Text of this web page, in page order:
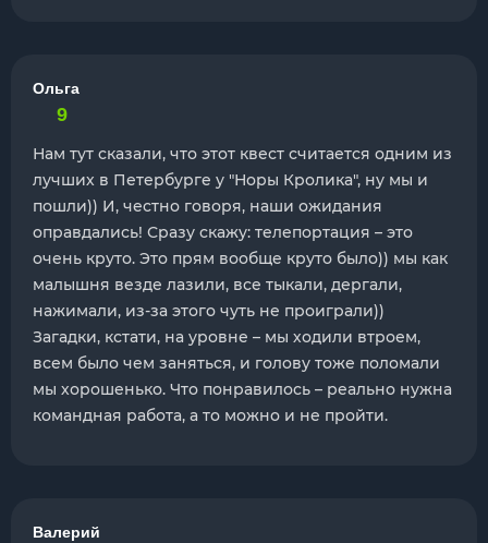
Ольга
9
Нам тут сказали, что этот квест считается одним из
лучших в Петербурге у "Норы Кролика", ну мы и
пошли)) И, честно говоря, наши ожидания
оправдались! Сразу скажу: телепортация – это
очень круто. Это прям вообще круто было)) мы как
малышня везде лазили, все тыкали, дергали,
нажимали, из-за этого чуть не проиграли))
Загадки, кстати, на уровне – мы ходили втроем,
всем было чем заняться, и голову тоже поломали
мы хорошенько. Что понравилось – реально нужна
командная работа, а то можно и не пройти.
Валерий